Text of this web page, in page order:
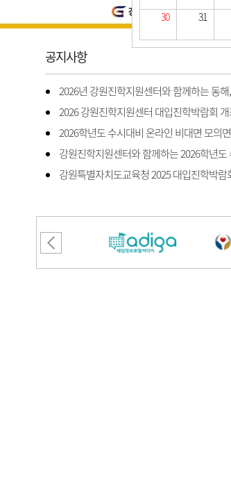
30 31
공지사항
2026학년도 수시대비 온라인 비대면 모의